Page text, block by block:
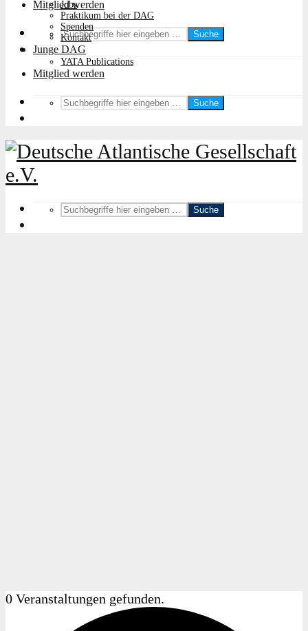
Mitglied werden
Suche
Jobs
Praktikum bei der DAG
Spenden
Kontakt
Junge DAG
YATA Publications
Mitglied werden
Suche
Suche
0 Veranstaltungen gefunden.